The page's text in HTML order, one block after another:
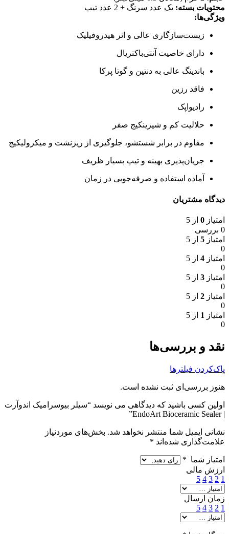
محتویات بسته: یک عدد سرنگ + 2 عدد تیپ
ویژگی‌ها:
زیست‌سازگاری عالی و اثر هیدروفیلیک
دارای خاصیت آنتی‌باکتریال
باندینگ عالی به دنتین و گوتا پرکا
فاقد رزین
رادیواپک
حلالیت کم و شیرینکیج صفر
مقاوم در برابر شستشو، جلوگیری از ریزنشت و میکرولیکیج
جریان‌پذیری بهینه و تیپ بسیار ظریف
آماده استفاده و صرفه‌جویی در زمان
دیدگاه مشتریان
امتیاز 0 از 5
0 بررسی
امتیاز 5 از 5
0
امتیاز 4 از 5
0
امتیاز 3 از 5
0
امتیاز 2 از 5
0
امتیاز 1 از 5
0
نقد و بررسی‌ها
پاک‌کردن فیلترها
هنوز بررسی‌ای ثبت نشده است.
اولین کسی باشید که دیدگاهی می نویسد “سیلر بیوسرامیک اندوآرت
| EndoArt Bioceramic Sealer”
نشانی ایمیل شما منتشر نخواهد شد. بخش‌های موردنیاز
علامت‌گذاری شده‌اند *
امتیاز شما *
ارزش مالی
1
2
3
4
5
زمان ارسال
1
2
3
4
5